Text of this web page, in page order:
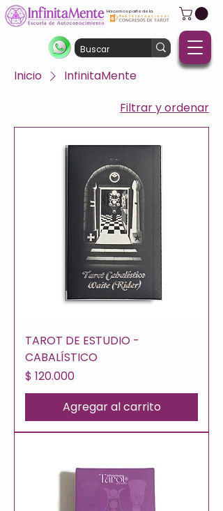
Hacemos parte de la
Inicio
InfinitaMente
Filtrar y ordenar
TAROT DE ESTUDIO -
CABALÍSTICO
Precio
$ 120.000
Agregar al carrito